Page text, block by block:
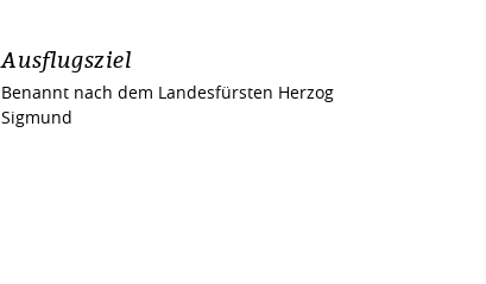
Ausflugsziel
Benannt nach dem Landesfürsten Herzog
Sigmund